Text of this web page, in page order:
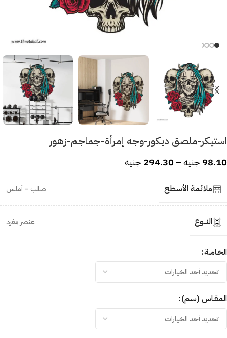
استيكر-ملصق ديكور-وجه إمرأة-جماجم-زهور
98.10جنيه–
294.30جنيه
ملائمة الأسطح صلب – أملس
النــوع عنصر مفرد
الخـامــة
المقـاس (سم)